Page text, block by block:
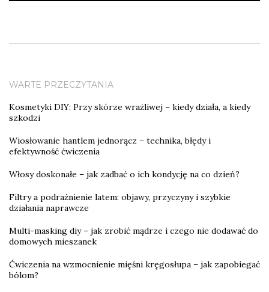
WARTE PRZECZYTANIA
Kosmetyki DIY: Przy skórze wrażliwej – kiedy działa, a kiedy
szkodzi
Wiosłowanie hantlem jednorącz – technika, błędy i
efektywność ćwiczenia
Włosy doskonałe – jak zadbać o ich kondycję na co dzień?
Filtry a podrażnienie latem: objawy, przyczyny i szybkie
działania naprawcze
Multi-masking diy – jak zrobić mądrze i czego nie dodawać do
domowych mieszanek
Ćwiczenia na wzmocnienie mięśni kręgosłupa – jak zapobiegać
bólom?